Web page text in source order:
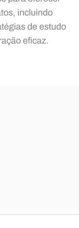
incluindo
de estudo
eficaz.